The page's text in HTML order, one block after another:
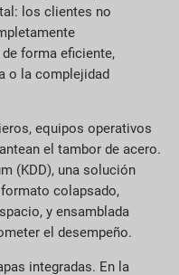
los clientes no
forma eficiente,
o la complejidad
equipos operativos
el tambor de acero.
(KDD), una solución
colapsado,
y ensamblada
el desempeño.
integradas. En la